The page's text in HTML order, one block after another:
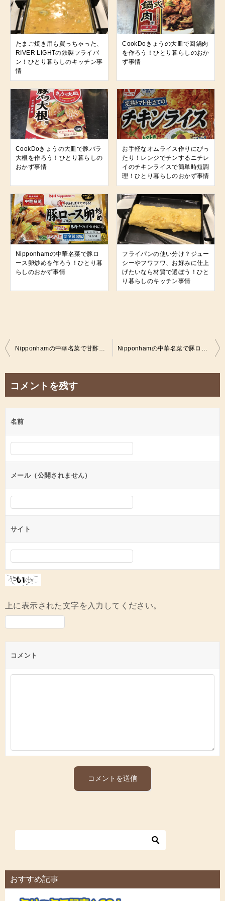
たまご焼き用も買っちゃった、
RIVER LIGHTの鉄製フライパ
ン！ひとり暮らしのキッチン事
情
CookDoきょうの大皿で回鍋肉
を作ろう！ひとり暮らしのおか
ず事情
CookDoきょうの大皿で豚バラ
大根を作ろう！ひとり暮らしの
おかず事情
お手軽なオムライス作りにぴっ
たり！レンジでチンするニチレ
イのチキンライスで簡単時短調
理！ひとり暮らしのおかず事情
Nipponhamの中華名菜で豚ロ
ース卵炒めを作ろう！ひとり暮
らしのおかず事情
フライパンの使い分け？ジュー
シーやフワフワ、お好みに仕上
げたいなら材質で選ぼう！ひと
り暮らしのキッチン事情
投
ビ
ゲ
ー
シ
ン
Nipponhamの中華名菜で甘酢肉だんごを作ろう！ひとり暮らしのおかず事情 Nipponhamの中華名菜で豚ロース卵炒めを作ろう！ひとり暮らしのおかず事情
コメントを残す
名前
メール（公開されません）
サイト
上に表示された文字を入力してください。
コメント
おすすめ記事